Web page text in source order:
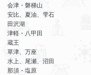
会津・磐梯山
安比、夏油、雫石
田沢湖
津軽・八甲田
蔵王
草津、万座
水上、尾瀬、沼田
那須・塩原